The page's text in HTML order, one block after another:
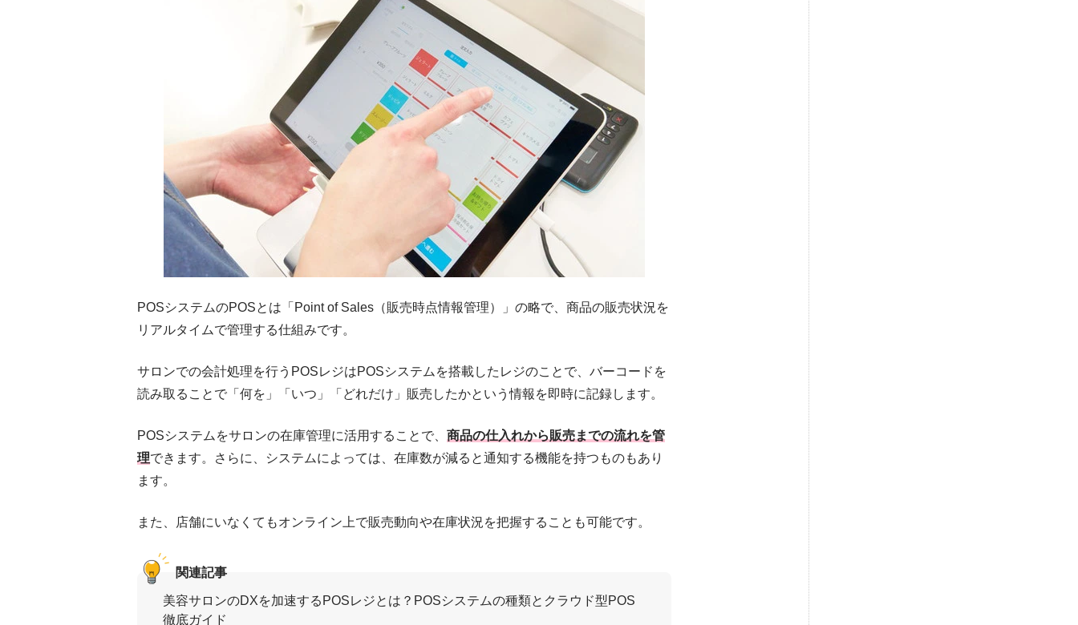
POSシステムのPOSとは「Point of Sales（販売時点情報管理）」の略で、商品の販売状況を
リアルタイムで管理する仕組みです。
サロンでの会計処理を行うPOSレジはPOSシステムを搭載したレジのことで、バーコードを
読み取ることで「何を」「いつ」「どれだけ」販売したかという情報を即時に記録します。
POSシステムをサロンの在庫管理に活用することで、商品の仕入れから販売までの流れを管
理できます。さらに、システムによっては、在庫数が減ると通知する機能を持つものもあり
ます。
また、店舗にいなくてもオンライン上で販売動向や在庫状況を把握することも可能です。
関連記事
美容サロンのDXを加速するPOSレジとは？POSシステムの種類とクラウド型POS
徹底ガイド